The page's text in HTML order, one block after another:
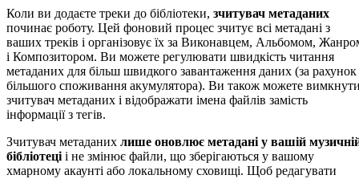
Коли ви додаєте треки до бібліотеки, зчитувач метаданих
починає роботу. Цей фоновий процес зчитує всі метадані з
ваших треків і організовує їх за Виконавцем, Альбомом,
і Композитором. Ви можете регулювати швидкість читання
метаданих для більш швидкого завантаження даних (за рахунок
більшого споживання акумулятора). Ви також можете
зчитувач метаданих і відображати імена файлів замість
інформації з тегів.
Зчитувач метаданих лише оновлює метадані у вашій
бібліотеці і не змінює файли, що зберігаються у вашому
хмарному акаунті або локальному сховищі. Щоб редагувати